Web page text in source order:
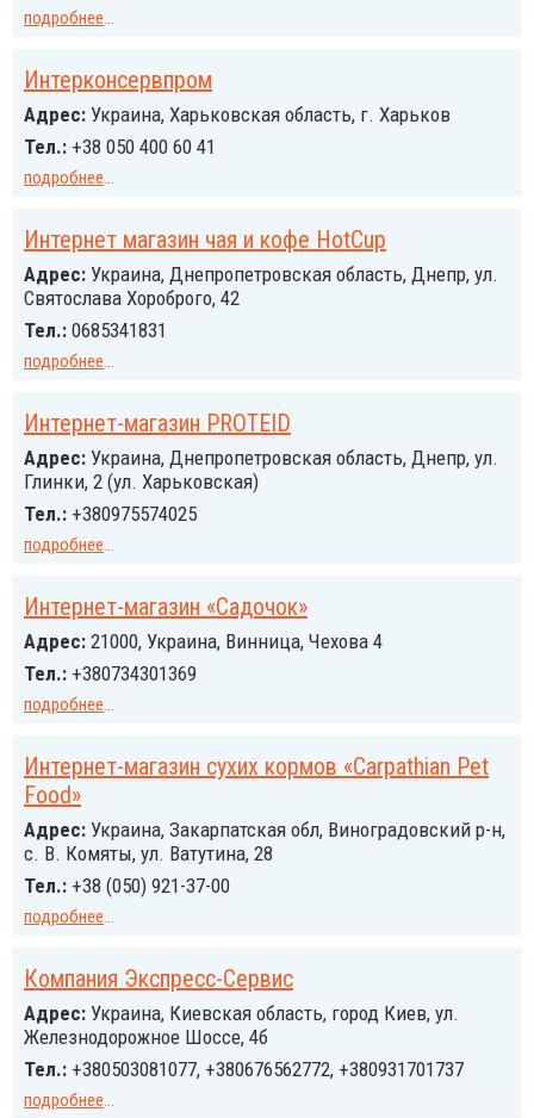
подробнее...
Интерконсервпром
Адрес: Украина, Харьковская область, г. Харьков
Тел.: +38 050 400 60 41
подробнее...
Интернет магазин чая и кофе HotCup
Адрес: Украина, Днепропетровская область, Днепр, ул.
Святослава Хороброго, 42
Тел.: 0685341831
подробнее...
Интернет-магазин PROTEID
Адрес: Украина, Днепропетровская область, Днепр, ул.
Глинки, 2 (ул. Харьковская)
Тел.: +380975574025
подробнее...
Интернет-магазин «Садочок»
Адрес: 21000, Украина, Винница, Чехова 4
Тел.: +380734301369
подробнее...
Интернет-магазин сухих кормов «Carpathian Pet
Food»
Адрес: Украина, Закарпатская обл, Виноградовский р-н,
с. В. Комяты, ул. Ватутина, 28
Тел.: +38 (050) 921-37-00
подробнее...
Компания Экспресс-Сервис
Адрес: Украина, Киевская область, город Киев, ул.
Железнодорожное Шоссе, 4б
Тел.: +380503081077, +380676562772, +380931701737
подробнее...